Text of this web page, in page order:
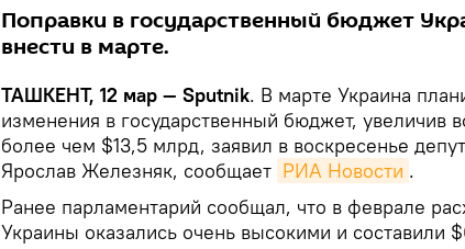
Поправки в государственный бюджет
внести в марте.
ТАШКЕНТ, 12 мар — Sputnik. В марте Украина
изменения в государственный бюджет, увеличив
более чем $13,5 млрд, заявил в воскресенье
Ярослав Железняк, сообщает РИА Новости .
Ранее парламентарий сообщал, что в феврале
Украины оказались очень высокими и составили